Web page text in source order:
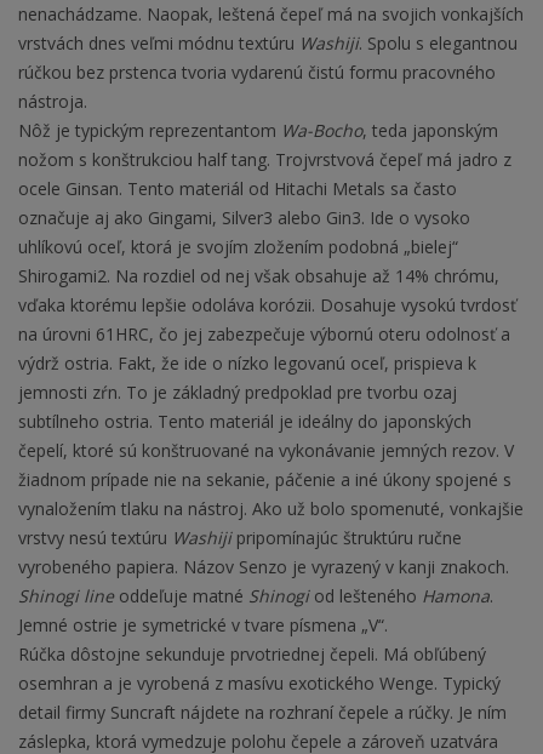
nenachádzame. Naopak, leštená čepeľ má na svojich vonkajších
vrstvách dnes veľmi módnu textúru Washiji. Spolu s elegantnou
rúčkou bez prstenca tvoria vydarenú čistú formu pracovného
nástroja.
Nôž je typickým reprezentantom Wa-Bocho, teda japonským
nožom s konštrukciou half tang. Trojvrstvová čepeľ má jadro z
ocele Ginsan. Tento materiál od Hitachi Metals sa často
označuje aj ako Gingami, Silver3 alebo Gin3. Ide o vysoko
uhlíkovú oceľ, ktorá je svojím zložením podobná „bielej“
Shirogami2. Na rozdiel od nej však obsahuje až 14% chrómu,
vďaka ktorému lepšie odoláva korózii. Dosahuje vysokú tvrdosť
na úrovni 61HRC, čo jej zabezpečuje výbornú oteru odolnosť a
výdrž ostria. Fakt, že ide o nízko legovanú oceľ, prispieva k
jemnosti zŕn. To je základný predpoklad pre tvorbu ozaj
subtílneho ostria. Tento materiál je ideálny do japonských
čepelí, ktoré sú konštruované na vykonávanie jemných rezov. V
žiadnom prípade nie na sekanie, páčenie a iné úkony spojené s
vynaložením tlaku na nástroj. Ako už bolo spomenuté, vonkajšie
vrstvy nesú textúru Washijipripomínajúc štruktúru ručne
vyrobeného papiera. Názov Senzo je vyrazený v kanji znakoch.
Shinogi lineoddeľuje matné Shinogiod lešteného Hamona.
Jemné ostrie je symetrické v tvare písmena „V“.
Rúčka dôstojne sekunduje prvotriednej čepeli. Má obľúbený
osemhran a je vyrobená z masívu exotického Wenge. Typický
detail firmy Suncraft nájdete na rozhraní čepele a rúčky. Je ním
záslepka, ktorá vymedzuje polohu čepele a zároveň uzatvára